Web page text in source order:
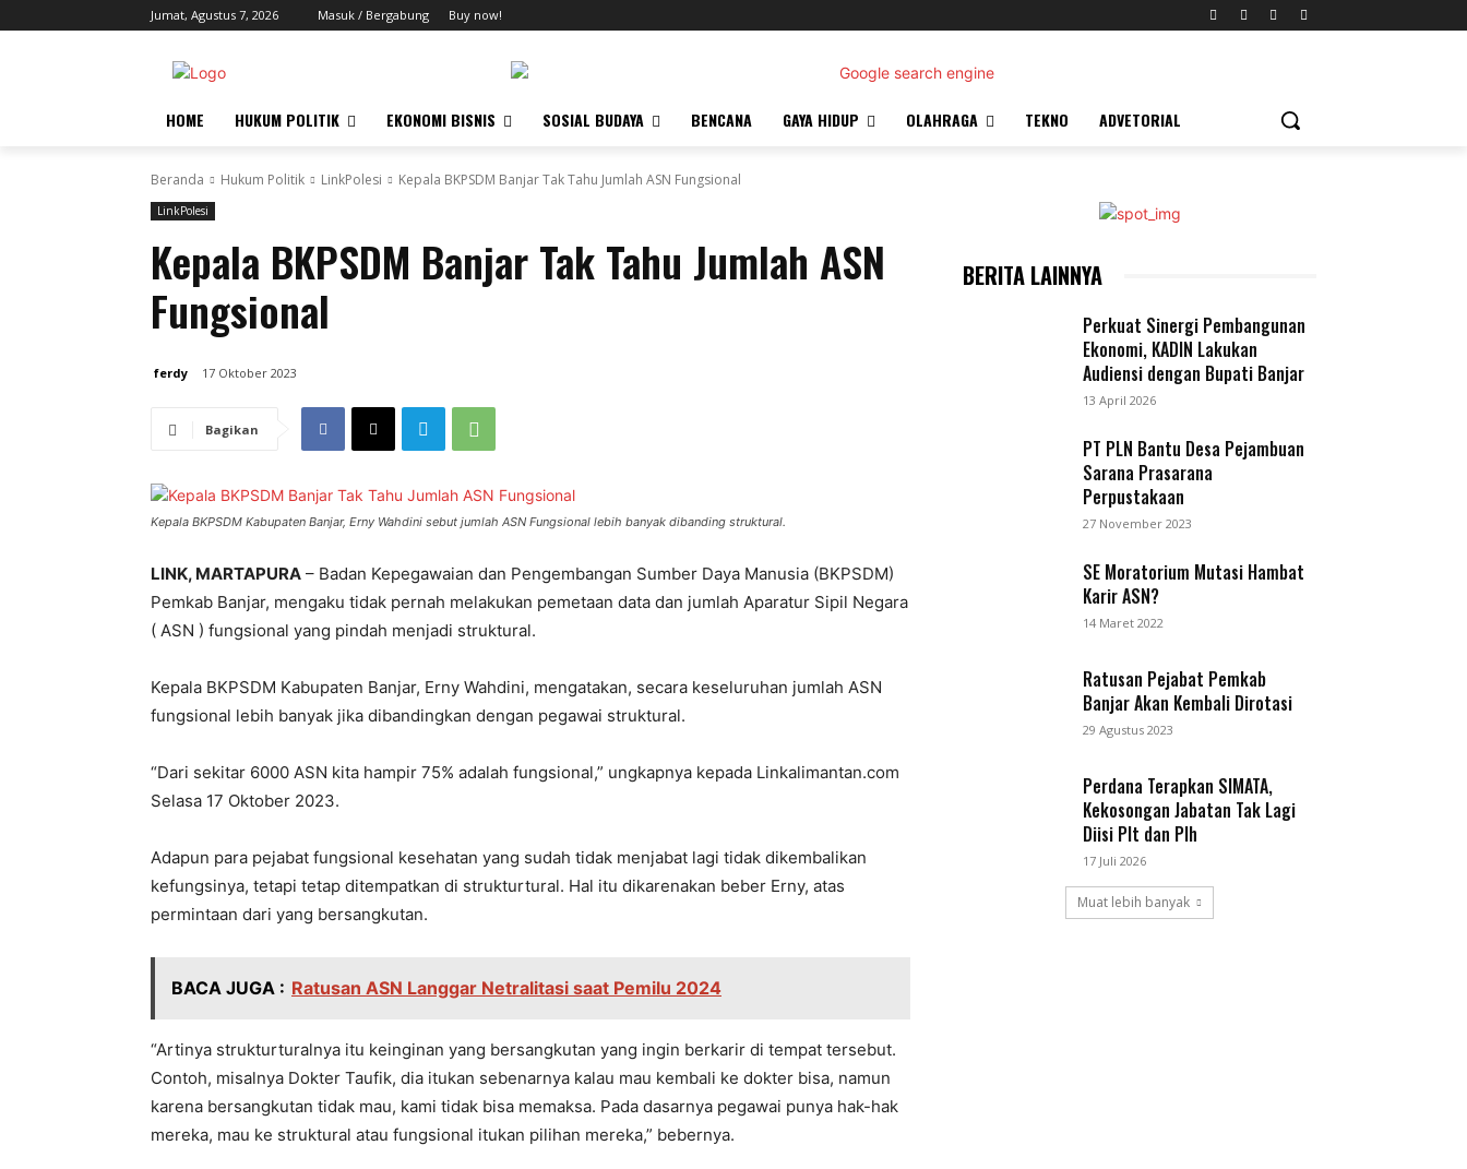
Jumat, Agustus 7, 2026 Masuk / Bergabung Buy now!
HOME HUKUM POLITIK EKONOMI BISNIS SOSIAL BUDAYA BENCANA GAYA HIDUP OLAHRAGA TEKNO ADVETORIAL
Beranda Hukum Politik LinkPolesi Kepala BKPSDM Banjar Tak Tahu Jumlah ASN Fungsional
LinkPolesi
Kepala BKPSDM Banjar Tak Tahu Jumlah ASN
Fungsional
ferdy 17 Oktober 2023
Bagikan
Kepala BKPSDM Kabupaten Banjar, Erny Wahdini sebut jumlah ASN Fungsional lebih banyak dibanding struktural.
LINK, MARTAPURA – Badan Kepegawaian dan Pengembangan Sumber Daya Manusia (BKPSDM)
Pemkab Banjar, mengaku tidak pernah melakukan pemetaan data dan jumlah Aparatur Sipil Negara
( ASN ) fungsional yang pindah menjadi struktural.
Kepala BKPSDM Kabupaten Banjar, Erny Wahdini, mengatakan, secara keseluruhan jumlah ASN
fungsional lebih banyak jika dibandingkan dengan pegawai struktural.
“Dari sekitar 6000 ASN kita hampir 75% adalah fungsional,” ungkapnya kepada Linkalimantan.com
Selasa 17 Oktober 2023.
Adapun para pejabat fungsional kesehatan yang sudah tidak menjabat lagi tidak dikembalikan
kefungsinya, tetapi tetap ditempatkan di strukturtural. Hal itu dikarenakan beber Erny, atas
permintaan dari yang bersangkutan.
BACA JUGA : Ratusan ASN Langgar Netralitasi saat Pemilu 2024
“Artinya strukturturalnya itu keinginan yang bersangkutan yang ingin berkarir di tempat tersebut.
Contoh, misalnya Dokter Taufik, dia itukan sebenarnya kalau mau kembali ke dokter bisa, namun
karena bersangkutan tidak mau, kami tidak bisa memaksa. Pada dasarnya pegawai punya hak-hak
mereka, mau ke struktural atau fungsional itukan pilihan mereka,” bebernya.
BERITA LAINNYA
Perkuat Sinergi Pembangunan
Ekonomi, KADIN Lakukan
Audiensi dengan Bupati Banjar
13 April 2026
PT PLN Bantu Desa Pejambuan
Sarana Prasarana
Perpustakaan
27 November 2023
SE Moratorium Mutasi Hambat
Karir ASN?
14 Maret 2022
Ratusan Pejabat Pemkab
Banjar Akan Kembali Dirotasi
29 Agustus 2023
Perdana Terapkan SIMATA,
Kekosongan Jabatan Tak Lagi
Diisi Plt dan Plh
17 Juli 2026
Muat lebih banyak